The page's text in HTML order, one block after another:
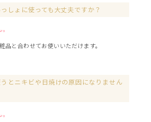
しょに使っても大丈夫ですか？
品と合わせてお使いいただけます。
とニキビや日焼けの原因になりません